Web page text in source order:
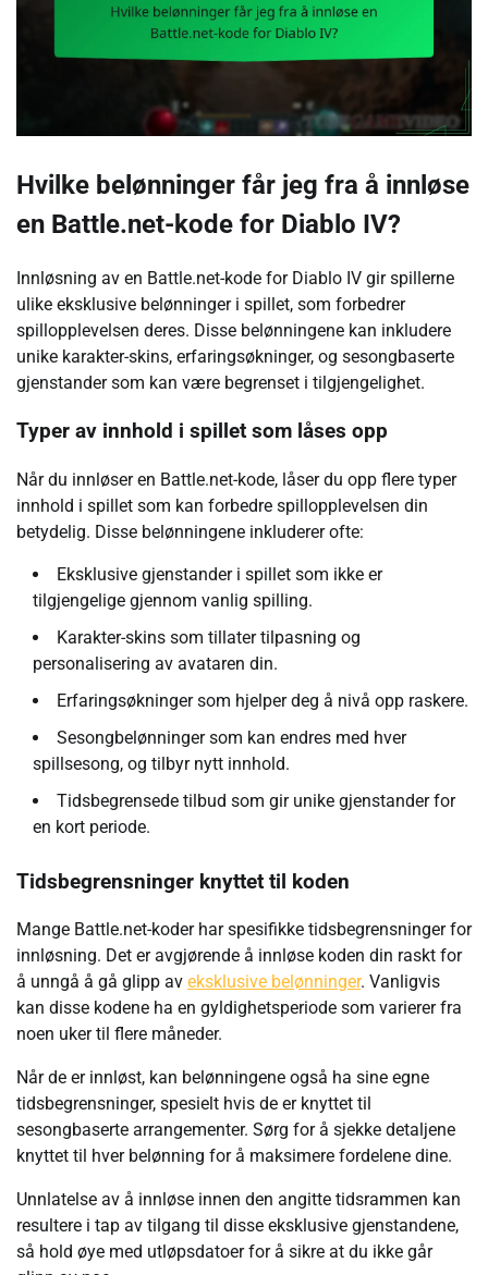
Hvilke belønninger får jeg fra å innløse
en Battle.net-kode for Diablo IV?
Innløsning av en Battle.net-kode for Diablo IV gir spillerne
ulike eksklusive belønninger i spillet, som forbedrer
spillopplevelsen deres. Disse belønningene kan inkludere
unike karakter-skins, erfaringsøkninger, og sesongbaserte
gjenstander som kan være begrenset i tilgjengelighet.
Typer av innhold i spillet som låses opp
Når du innløser en Battle.net-kode, låser du opp flere typer
innhold i spillet som kan forbedre spillopplevelsen din
betydelig. Disse belønningene inkluderer ofte:
Eksklusive gjenstander i spillet som ikke er
tilgjengelige gjennom vanlig spilling.
Karakter-skins som tillater tilpasning og
personalisering av avataren din.
Erfaringsøkninger som hjelper deg å nivå opp raskere.
Sesongbelønninger som kan endres med hver
spillsesong, og tilbyr nytt innhold.
Tidsbegrensede tilbud som gir unike gjenstander for
en kort periode.
Tidsbegrensninger knyttet til koden
Mange Battle.net-koder har spesifikke tidsbegrensninger for
innløsning. Det er avgjørende å innløse koden din raskt for
å unngå å gå glipp av eksklusive belønninger. Vanligvis
kan disse kodene ha en gyldighetsperiode som varierer fra
noen uker til flere måneder.
Når de er innløst, kan belønningene også ha sine egne
tidsbegrensninger, spesielt hvis de er knyttet til
sesongbaserte arrangementer. Sørg for å sjekke detaljene
knyttet til hver belønning for å maksimere fordelene dine.
Unnlatelse av å innløse innen den angitte tidsrammen kan
resultere i tap av tilgang til disse eksklusive gjenstandene,
så hold øye med utløpsdatoer for å sikre at du ikke går